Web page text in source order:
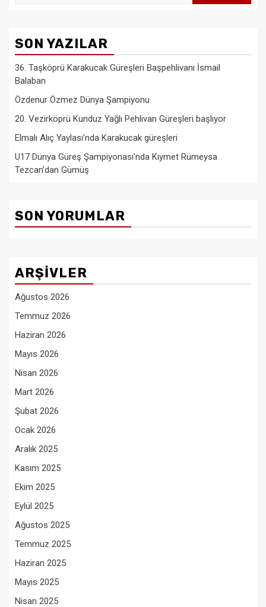
SON YAZILAR
36. Taşköprü Karakucak Güreşleri Başpehlivanı İsmail
Balaban
Özdenur Özmez Dünya Şampiyonu
20. Vezirköprü Kunduz Yağlı Pehlivan Güreşleri başlıyor
Elmalı Alıç Yaylası’nda Karakucak güreşleri
U17 Dünya Güreş Şampiyonası’nda Kıymet Rümeysa
Tezcan’dan Gümüş
SON YORUMLAR
ARŞIVLER
Ağustos 2026
Temmuz 2026
Haziran 2026
Mayıs 2026
Nisan 2026
Mart 2026
Şubat 2026
Ocak 2026
Aralık 2025
Kasım 2025
Ekim 2025
Eylül 2025
Ağustos 2025
Temmuz 2025
Haziran 2025
Mayıs 2025
Nisan 2025